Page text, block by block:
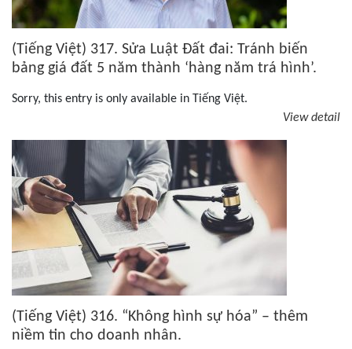
(Tiếng Việt) 317. Sửa Luật Đất đai: Tránh biến
bảng giá đất 5 năm thành ‘hàng năm trá hình’.
Sorry, this entry is only available in Tiếng Việt.
View detail
(Tiếng Việt) 316. “Không hình sự hóa” – thêm
niềm tin cho doanh nhân.